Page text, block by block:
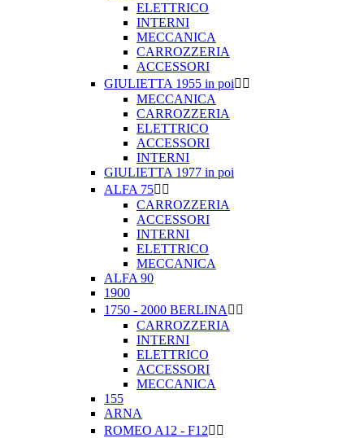
ELETTRICO
INTERNI
MECCANICA
CARROZZERIA
ACCESSORI
GIULIETTA 1955 in poi 
MECCANICA
CARROZZERIA
ELETTRICO
ACCESSORI
INTERNI
GIULIETTA 1977 in poi
ALFA 75 
CARROZZERIA
ACCESSORI
INTERNI
ELETTRICO
MECCANICA
ALFA 90
1900
1750 - 2000 BERLINA  
CARROZZERIA
INTERNI
ELETTRICO
ACCESSORI
MECCANICA
155
ARNA
ROMEO A12 - F12 